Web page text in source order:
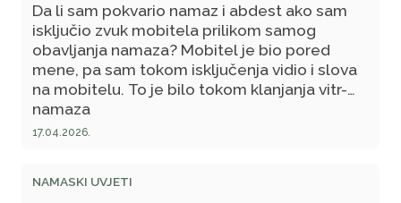
Da li sam pokvario namaz i abdest ako sam
isključio zvuk mobitela prilikom samog
obavljanja namaza? Mobitel je bio pored
mene, pa sam tokom isključenja vidio i slova
na mobitelu. To je bilo tokom klanjanja vitr-
namaza
17.04.2026.
NAMASKI UVJETI